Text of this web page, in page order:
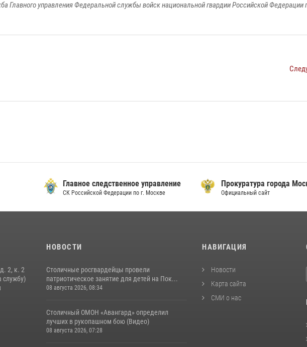
Главного управления Федеральной службы войск национальной гвардии Российской Федерации
Главное следственное управление
СК Российской Федерации по г. Москве
Прокуратура города
Официальный сайт
2, к. 2
службу)
НОВОСТИ
Столичные росгвардейцы провели
патриотическое занятие для детей на Пок...
08 августа 2026, 08:34
Столичный ОМОН «Авангард» определил
лучших в рукопашном бою (Видео)
08 августа 2026, 07:28
НАВИГАЦИЯ
Новости
Карта сайта
СМИ о нас